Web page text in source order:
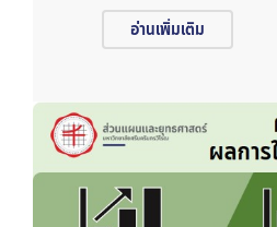
อ่านเพิ่มเติม